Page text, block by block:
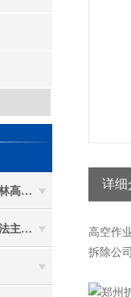
什么样的烟囱需要拆除，五林高空烟囱拆除讲与你听
高空防腐公司采取的防腐办法主要有哪些？
详细
高空作
拆除公